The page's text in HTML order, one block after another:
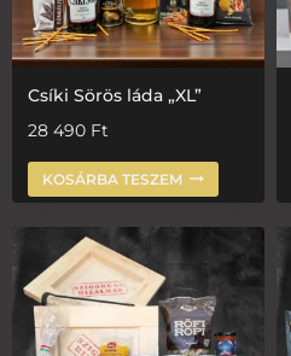
Csíki Sörös láda „XL”
28 490 Ft
KOSÁRBA TESZEM